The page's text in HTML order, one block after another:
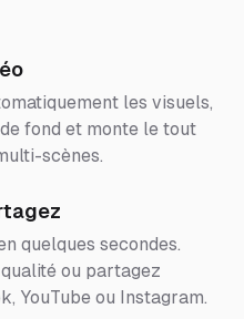
les visuels,
fond et monte le tout
scènes.
quelques secondes.
ou partagez
YouTube ou Instagram.